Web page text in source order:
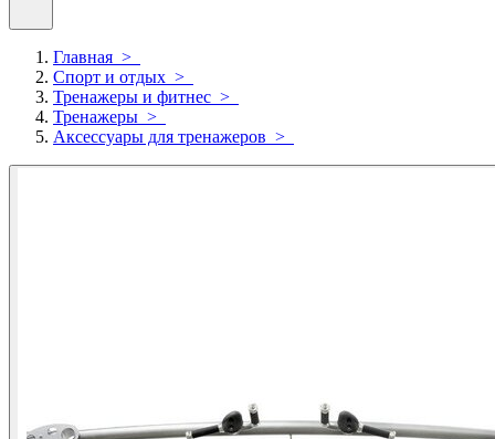
Главная >
Спорт и отдых >
Тренажеры и фитнес >
Тренажеры >
Аксессуары для тренажеров >